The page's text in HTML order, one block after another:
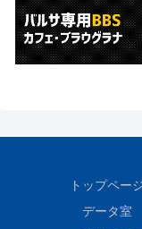
トップペー
データ室